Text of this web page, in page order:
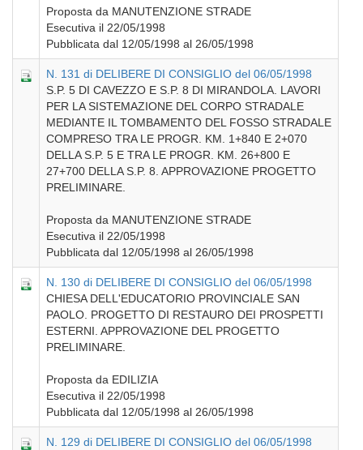
Proposta da MANUTENZIONE STRADE
Esecutiva il 22/05/1998
Pubblicata dal 12/05/1998 al 26/05/1998
N. 131 di DELIBERE DI CONSIGLIO del 06/05/1998
S.P. 5 DI CAVEZZO E S.P. 8 DI MIRANDOLA. LAVORI
PER LA SISTEMAZIONE DEL CORPO STRADALE
MEDIANTE IL TOMBAMENTO DEL FOSSO STRADALE
COMPRESO TRA LE PROGR. KM. 1+840 E 2+070
DELLA S.P. 5 E TRA LE PROGR. KM. 26+800 E
27+700 DELLA S.P. 8. APPROVAZIONE PROGETTO
PRELIMINARE.
Proposta da MANUTENZIONE STRADE
Esecutiva il 22/05/1998
Pubblicata dal 12/05/1998 al 26/05/1998
N. 130 di DELIBERE DI CONSIGLIO del 06/05/1998
CHIESA DELL'EDUCATORIO PROVINCIALE SAN
PAOLO. PROGETTO DI RESTAURO DEI PROSPETTI
ESTERNI. APPROVAZIONE DEL PROGETTO
PRELIMINARE.
Proposta da EDILIZIA
Esecutiva il 22/05/1998
Pubblicata dal 12/05/1998 al 26/05/1998
N. 129 di DELIBERE DI CONSIGLIO del 06/05/1998